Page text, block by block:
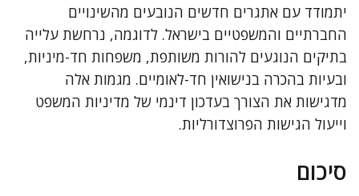
יתמודד עם אתגרים חדשים הנובעים מהשינויים
החברתיים והמשפטיים בישראל. לדוגמה, נרחשת עלייה
בתיקים הנוגעים להורות משותפת, משפחות חד-מיניות,
ובעיות בהכרה בנישואין חד-לאומיים. מגמות אלה
מדגישות את הצורך בעדכון דינמי של מדיניות המשפט
וייעול הגישות הפרוצדורליות.
סיכום